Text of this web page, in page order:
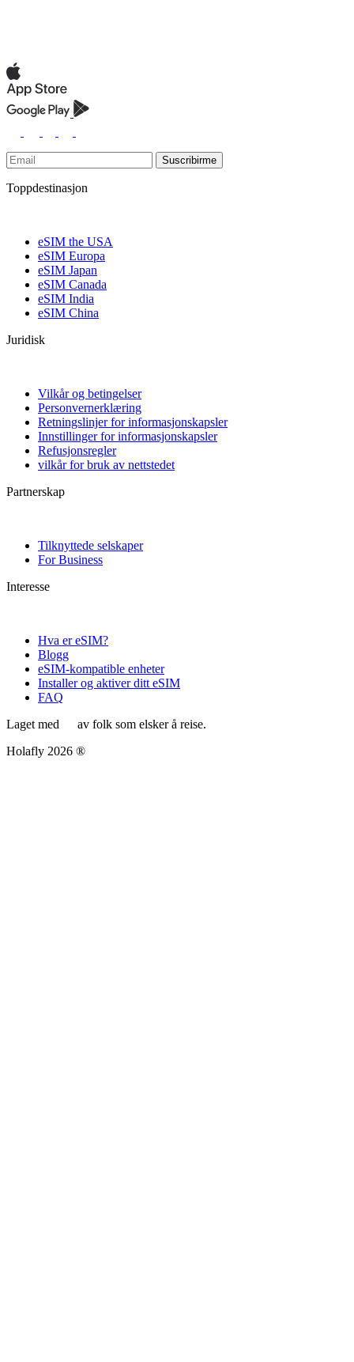
Suscribirme
Toppdestinasjon
eSIM the USA
eSIM Europa
eSIM Japan
eSIM Canada
eSIM India
eSIM China
Juridisk
Vilkår og betingelser
Personvernerklæring
Retningslinjer for informasjonskapsler
Innstillinger for informasjonskapsler
Refusjonsregler
vilkår for bruk av nettstedet
Partnerskap
Tilknyttede selskaper
For Business
Interesse
Hva er eSIM?
Blogg
eSIM-kompatible enheter
Installer og aktiver ditt eSIM
FAQ
Laget med
av folk som elsker å reise.
Holafly 2026 ®